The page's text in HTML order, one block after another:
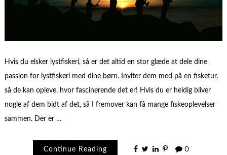
Hvis du elsker lystfiskeri, så er det altid en stor glæde at dele dine
passion for lystfiskeri med dine børn. Inviter dem med på en fisketur,
så de kan opleve, hvor fascinerende det er! Hvis du er heldig bliver
nogle af dem bidt af det, så I fremover kan få mange fiskeoplevelser
sammen. Der er …
Continue Reading 0